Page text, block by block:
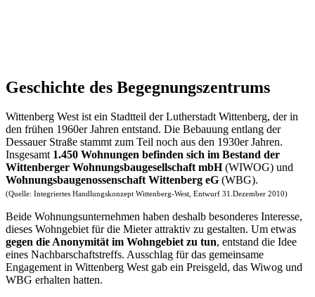
Geschichte des Begegnungszentrums
Wittenberg West ist ein Stadtteil der Lutherstadt Wittenberg, der in
den frühen 1960er Jahren entstand. Die Bebauung entlang der
Dessauer Straße stammt zum Teil noch aus den 1930er Jahren.
Insgesamt 1.450 Wohnungen befinden sich im Bestand der
Wittenberger Wohnungsbaugesellschaft mbH(WIWOG) und
Wohnungsbaugenossenschaft Wittenberg eG (WBG).
(Quelle: Integriertes Handlungskonzept Wittenberg-West, Entwurf 31.Dezember 2010)
Beide Wohnungsunternehmen haben deshalb besonderes Interesse,
dieses Wohngebiet für die Mieter attraktiv zu gestalten. Um etwas
gegen die Anonymität im Wohngebiet zu tun, entstand die Idee
eines Nachbarschaftstreffs. Ausschlag für das gemeinsame
Engagement in Wittenberg West gab ein Preisgeld, das Wiwog und
WBG erhalten hatten.